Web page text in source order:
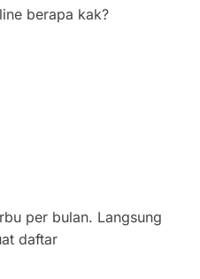
berapa kak?
per bulan. Langsung
daftar